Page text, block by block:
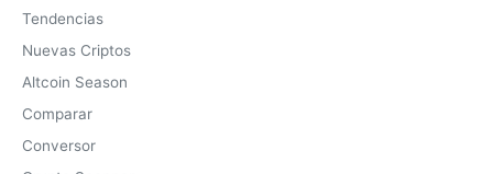
Tendencias
Nuevas Criptos
Altcoin Season
Comparar
Conversor